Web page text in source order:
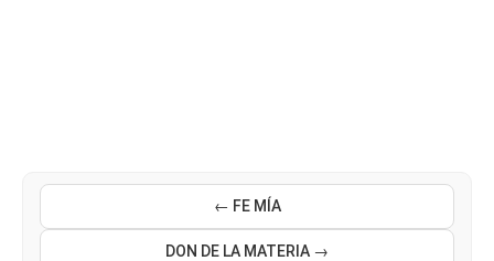
← FE MÍA
DON DE LA MATERIA →